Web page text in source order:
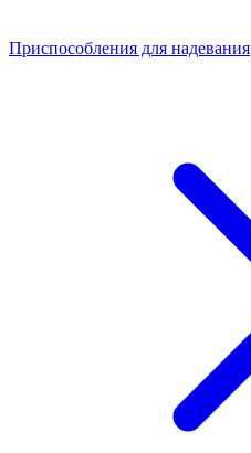
Приспособления для надевания